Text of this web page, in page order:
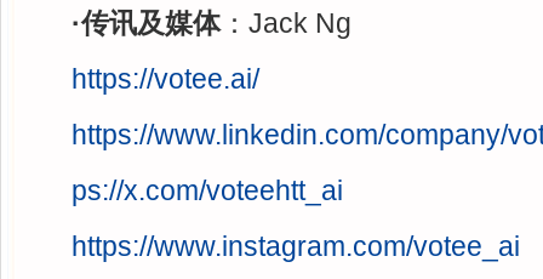
·传讯及媒体：Jack Ng
https://votee.ai/
https://www.linkedin.com/company/
ps://x.com/voteehtt_ai
https://www.instagram.com/votee_ai